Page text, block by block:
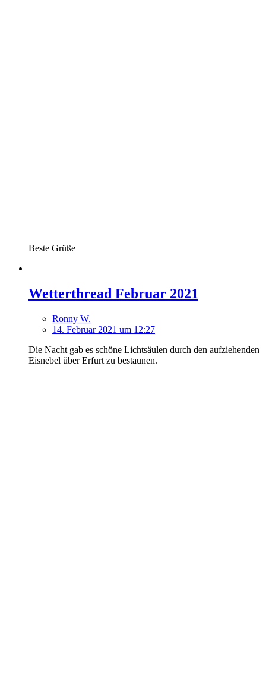
Beste Grüße
Wetterthread Februar 2021
Ronny W.
14. Februar 2021 um 12:27
Die Nacht gab es schöne Lichtsäulen durch den aufziehenden
Eisnebel über Erfurt zu bestaunen.